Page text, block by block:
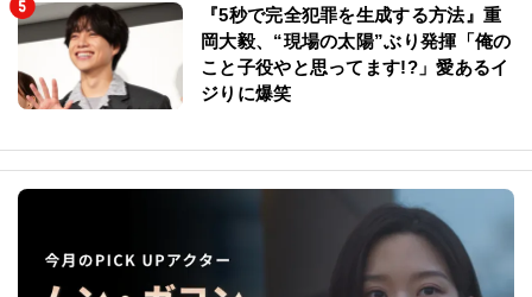
『5秒で完全犯罪を生成する方法』重
岡大毅、“現場の太陽”ぶり発揮「俺の
こと子役やと思ってます!?」愛あるイ
ジりに爆笑